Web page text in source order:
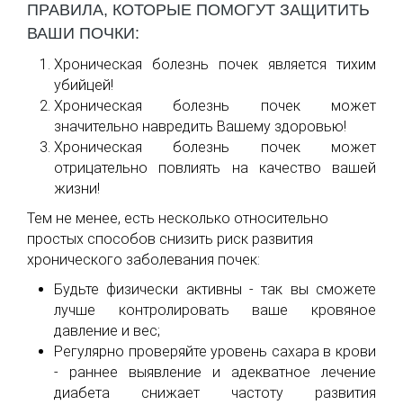
ПРАВИЛА, КОТОРЫЕ ПОМОГУТ ЗАЩИТИТЬ
ВАШИ ПОЧКИ:
Хроническая болезнь почек является тихим
убийцей!
Хроническая болезнь почек может
значительно навредить Вашему здоровью!
Хроническая болезнь почек может
отрицательно повлиять на качество вашей
жизни!
Тем не менее, есть несколько относительно
простых способов снизить риск развития
хронического заболевания почек:
Будьте физически активны - так вы сможете
лучше контролировать ваше кровяное
давление и вес;
Регулярно проверяйте уровень сахара в крови
- раннее выявление и адекватное лечение
диабета снижает частоту развития